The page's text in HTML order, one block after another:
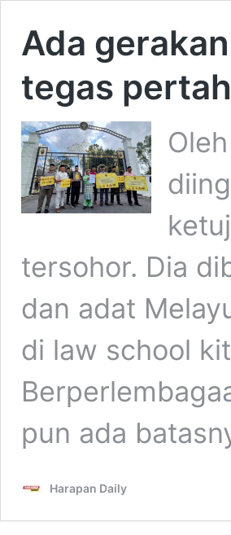
Ada
tegas
tersohor. Dia
dan adat
di law school
pun ada
Harapan Daily